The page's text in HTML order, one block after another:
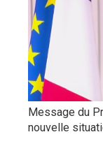
Message du
nouvelle